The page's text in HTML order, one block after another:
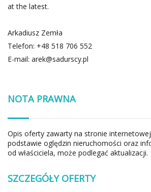
at the latest.
Arkadiusz Zemła
Telefon: +48 518 706 552
E-mail: arek@sadurscy.pl
NOTA PRAWNA
Opis oferty zawarty na stronie
podstawie oględzin nieruchomości oraz
od właściciela, może podlegać aktualizacji.
SZCZEGÓŁY OFERTY